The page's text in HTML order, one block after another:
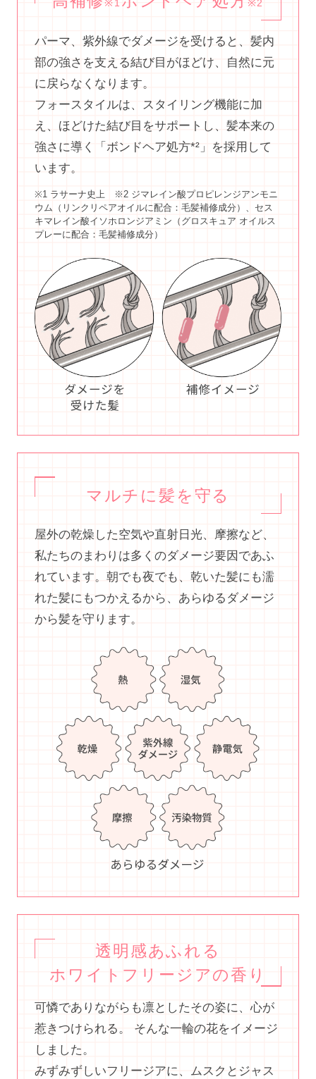
※1 ※2
パーマ、紫外線でダメージを受けると、髪内
部の強さを支える結び目がほどけ、自然に元
に戻らなくなります。
フォースタイルは、スタイリング機能に加
え、ほどけた結び目をサポートし、髪本来の
強さに導く「ボンドヘア処方*²」を採用して
います。
※1 ラサーナ史上 ※2 ジマレイン酸プロピレンジアンモニ
ウム（リンクリペアオイルに配合：毛髪補修成分）、セス
キマレイン酸イソホロンジアミン（グロスキュア オイルス
プレーに配合：毛髪補修成分）
マルチに髪を守る
屋外の乾燥した空気や直射日光、摩擦など、
私たちのまわりは多くのダメージ要因であふ
れています。朝でも夜でも、乾いた髪にも濡
れた髪にもつかえるから、あらゆるダメージ
から髪を守ります。
透明感あふれる
ホワイトフリージアの香り
可憐でありながらも凛としたその姿に、心が
惹きつけられる。 そんな一輪の花をイメージ
しました。
みずみずしいフリージアに、ムスクとジャス